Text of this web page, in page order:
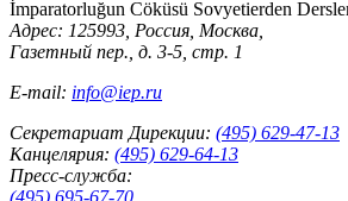
İmparatorluğun Cöküsü Sovyetierden
Адрес: 125993, Россия, Москва,
Газетный пер., д. 3-5, стр. 1
E-mail: info@iep.ru
Секретариат Дирекции: (495) 629-47-13
Канцелярия: (495) 629-64-13
Пресс-служба: